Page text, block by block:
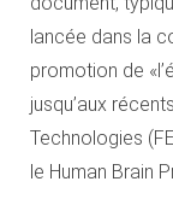
lancée dans la
promotion de
jusqu’aux
Technologies
le Human Brain